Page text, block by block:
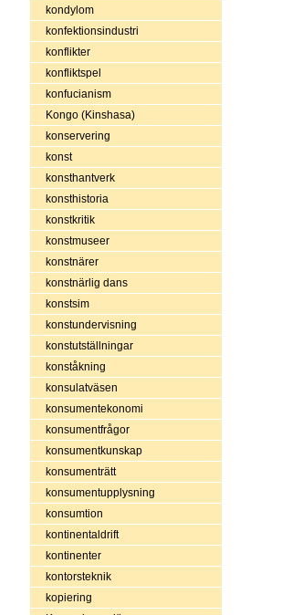
kondylom
konfektionsindustri
konflikter
konfliktspel
konfucianism
Kongo (Kinshasa)
konservering
konst
konsthantverk
konsthistoria
konstkritik
konstmuseer
konstnärer
konstnärlig dans
konstsim
konstundervisning
konstutställningar
konståkning
konsulatväsen
konsumentekonomi
konsumentfrågor
konsumentkunskap
konsumenträtt
konsumentupplysning
konsumtion
kontinentaldrift
kontinenter
kontorsteknik
kopiering